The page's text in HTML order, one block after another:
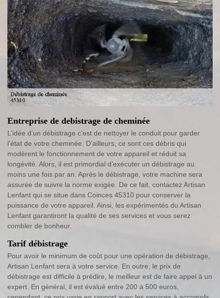
Entreprise de debistrage de cheminée
L’idée d’un débistrage c’est de nettoyer le conduit pour garder
l’état de votre cheminée. D’ailleurs, ce sont ces débris qui
modèrent le fonctionnement de votre appareil et réduit sa
longévité. Alors, il est primordial d’exécuter un débistrage au
moins une fois par an. Après le débistrage, votre machine sera
assurée de suivre la norme exigée. De ce fait, contactez Artisan
Lenfant qui se situe dans Coinces 45310 pour conserver la
puissance de votre appareil. Ainsi, les expérimentés du Artisan
Lenfant garantiront la qualité de ses services et vous serez
combler de bonheur.
Tarif débistrage
Pour avoir le minimum de coût pour une opération de débistrage,
Artisan Lenfant sera à votre service. En outre, le prix de
débistrage est difficile à prédire, le meilleur est de faire appel à un
expert. En général, il est évalué entre 200 à 500 euros,